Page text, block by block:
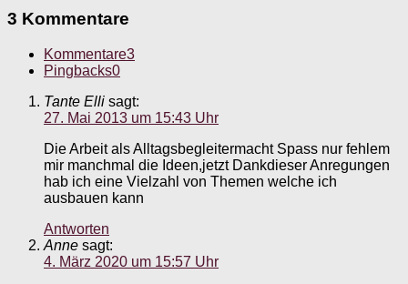
3 Kommentare
Kommentare3
Pingbacks0
Tante Elli sagt:
27. Mai 2013 um 15:43 Uhr
Die Arbeit als Alltagsbegleitermacht Spass nur fehlem
mir manchmal die Ideen,jetzt Dankdieser Anregungen
hab ich eine Vielzahl von Themen welche ich
ausbauen kann
Antworten
Anne sagt:
4. März 2020 um 15:57 Uhr